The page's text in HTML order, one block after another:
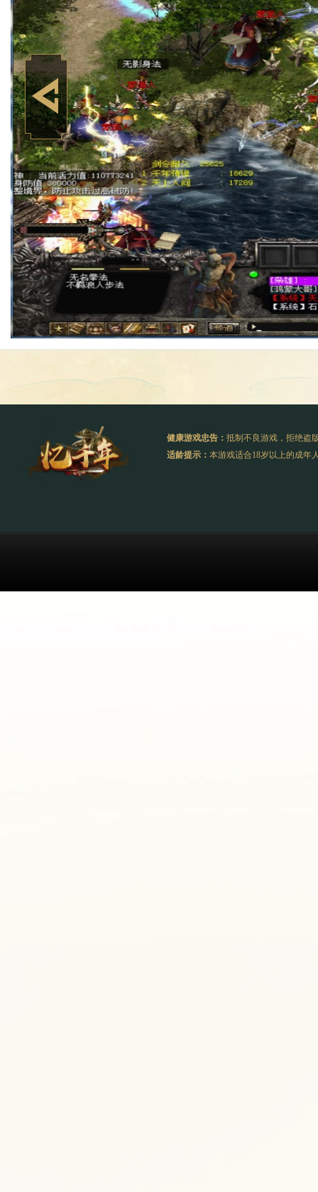
健康游戏忠告： 抵制不良游戏，拒绝盗
适龄提示： 本游戏适合18岁以上的成年